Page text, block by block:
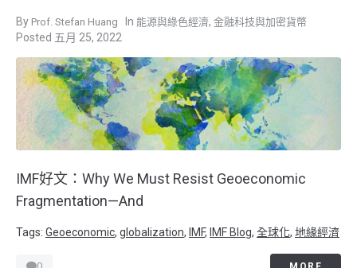
Prof. Stefan Huang 能源與綠色經濟, 金融科技與加密貨幣
五月 25, 2022
IMF好文：Why We Must Resist Geoeconomic
Fragmentation—And
Tags: Geoeconomic, globalization, IMF, IMF Blog, 全球化, 地緣經濟